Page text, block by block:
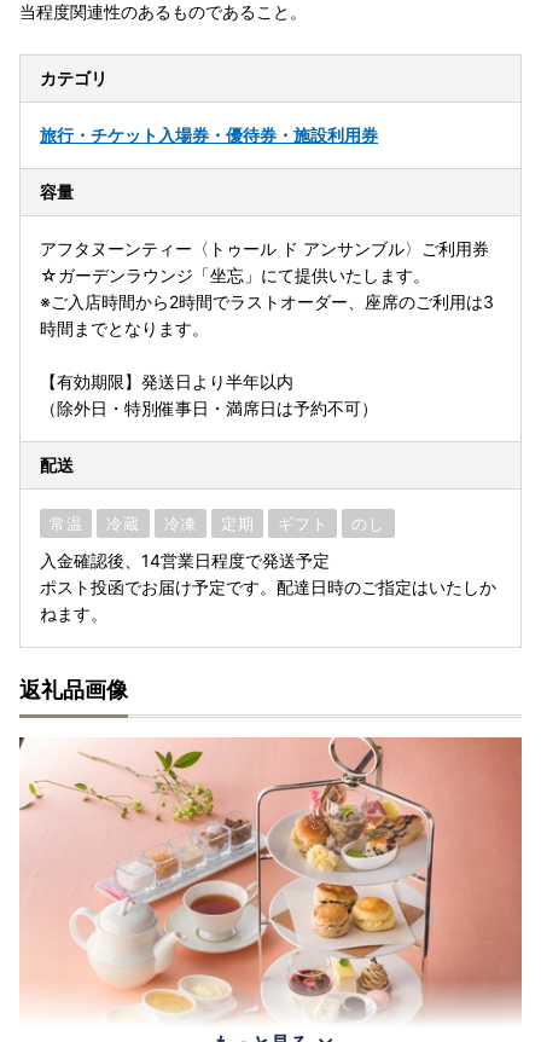
当程度関連性のあるものであること。
カテゴリ
旅行・チケット 入場券・優待券・施設利用券
容量
アフタヌーンティー〈トゥール ド アンサンブル〉ご利用券
☆ガーデンラウンジ「坐忘」にて提供いたします。
※ご入店時間から2時間でラストオーダー、座席のご利用は3
時間までとなります。
【有効期限】発送日より半年以内
（除外日・特別催事日・満席日は予約不可）
配送
常温 冷蔵 冷凍 定期 ギフト のし
入金確認後、14営業日程度で発送予定
ポスト投函でお届け予定です。配達日時のご指定はいたしか
ねます。
返礼品画像